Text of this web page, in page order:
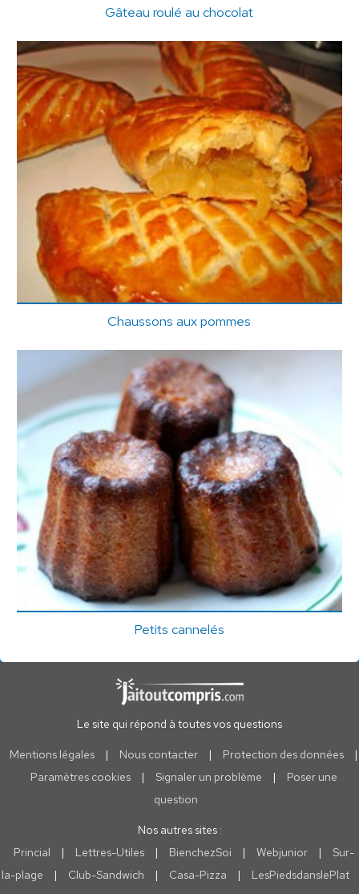
Gâteau roulé au chocolat
Chaussons aux pommes
Petits cannelés
Le site qui répond à toutes vos questions
Mentions légales | Nous contacter | Protection des données
|
Paramètres cookies
| Signaler un problème |
Poser une
question
Nos autres sites :
Princial
| Lettres-Utiles | BienchezSoi | Webjunior |
Sur-
la-plage
| Club-Sandwich | Casa-Pizza | LesPiedsdanslePlat